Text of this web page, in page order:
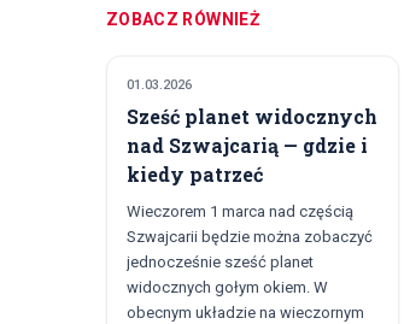
ZOBACZ RÓWNIEŻ
KULTURA I ROZRYWKA
01.03.2026
Sześć planet widocznych
nad Szwajcarią — gdzie i
kiedy patrzeć
Wieczorem 1 marca nad częścią
Szwajcarii będzie można zobaczyć
jednocześnie sześć planet
widocznych gołym okiem. W
obecnym układzie na wieczornym